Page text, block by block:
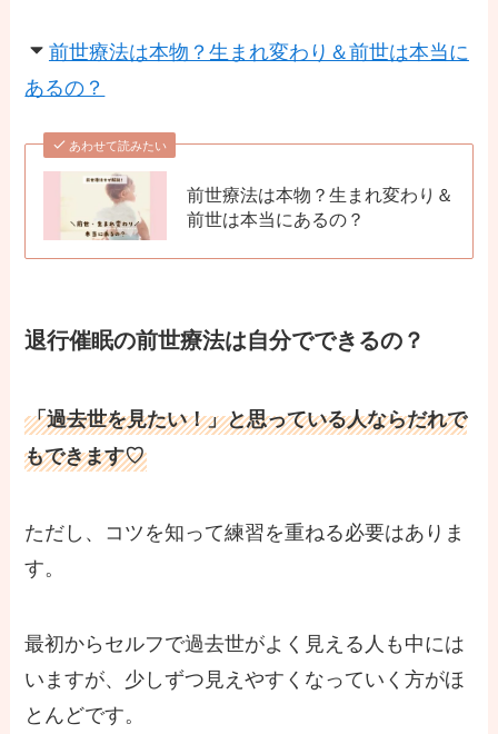
前世療法は本物？生まれ変わり＆前世は本当に
あるの？
あわせて読みたい
前世療法は本物？生まれ変わり＆
前世は本当にあるの？
退行催眠の前世療法は自分でできるの？
「過去世を見たい！」と思っている人ならだれで
もできます♡
ただし、コツを知って練習を重ねる必要はありま
す。
最初からセルフで過去世がよく見える人も中には
いますが、少しずつ見えやすくなっていく方がほ
とんどです。